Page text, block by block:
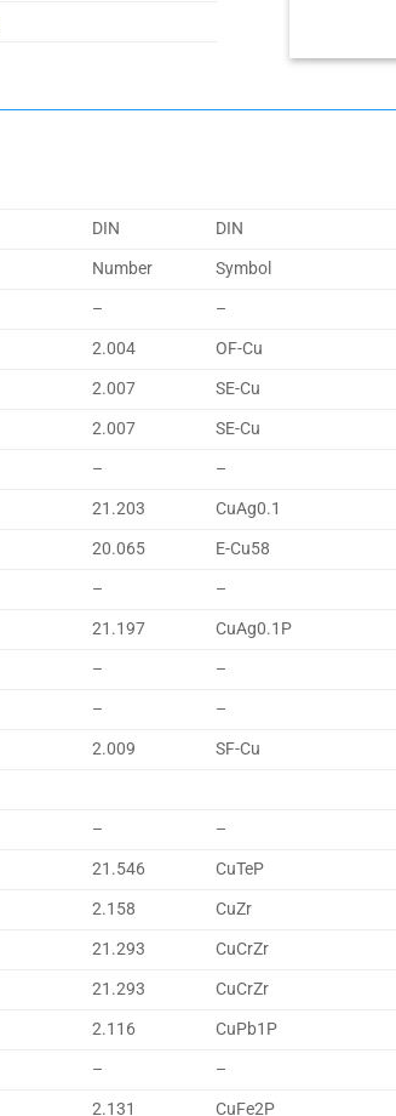
DIN DIN
Number
Symbol
– –
2.004 OF-Cu
2.007 SE-Cu
2.007 SE-Cu
– –
21.203 CuAg0.1
20.065 E-Cu58
– –
21.197 CuAg0.1P
– –
– –
2.009 SF-Cu
– –
21.546 CuTeP
2.158 CuZr
21.293 CuCrZr
21.293 CuCrZr
2.116 CuPb1P
– –
2.131 CuFe2P